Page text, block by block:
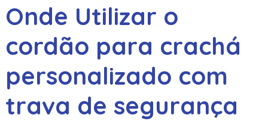
Onde Utilizar o
cordão para crachá
personalizado com
trava de segurança